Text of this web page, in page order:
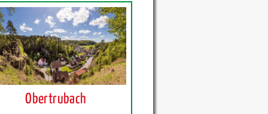
Obertrubach